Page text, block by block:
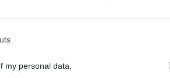
my personal data.